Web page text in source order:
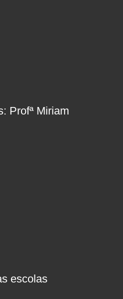
Profª Miriam
escolas